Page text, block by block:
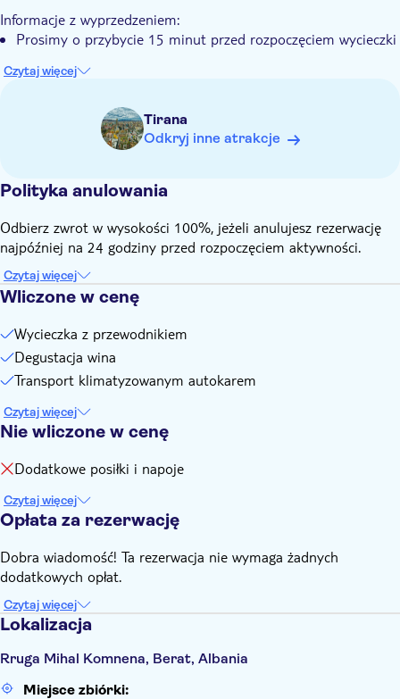
słynnych fig, często suszonych i podawanych wraz z lokalnymi
serami i sezonowymi specjałami. To prosta, ale niezapomniana
aparacie.
Informacje z wyprzedzeniem:
Prosimy o przybycie 15 minut przed rozpoczęciem wycieczki
Czytaj więcej
Tirana
Odkryj inne atrakcje
Polityka anulowania
Odbierz zwrot w wysokości 100%, jeżeli anulujesz rezerwację
najpóźniej na 24 godziny przed rozpoczęciem aktywności.
Czytaj więcej
Wliczone w cenę
Wycieczka z przewodnikiem
Degustacja wina
Transport klimatyzowanym autokarem
Czytaj więcej
Nie wliczone w cenę
Dodatkowe posiłki i napoje
Czytaj więcej
Opłata za rezerwację
Dobra wiadomość! Ta rezerwacja nie wymaga żadnych
dodatkowych opłat.
Czytaj więcej
Lokalizacja
Rruga Mihal Komnena, Berat, Albania
Miejsce zbiórki: